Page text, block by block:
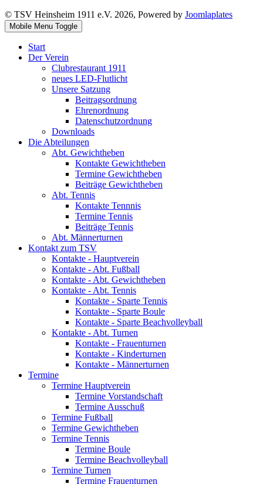
© TSV Heinsheim 1911 e.V. 2026, Powered by Joomlaplates
Mobile Menu Toggle
Start
Der Verein
Clubrestaurant 1911
neues LED-Flutlicht
Unsere Satzung
Beitragsordnung
Ehrenordnung
Datenschutzordnung
Downloads
Die Abteilungen
Abt. Gewichtheben
Kontakte Gewichtheben
Termine Gewichtheben
Beiträge Gewichtheben
Abt. Tennis
Kontakte Tennnis
Termine Tennis
Beiträge Tennis
Abt. Männerturnen
Kontakt zum TSV
Kontakte - Hauptverein
Kontakte - Abt. Fußball
Kontakte - Abt. Gewichtheben
Kontakte - Abt. Tennis
Kontakte - Sparte Tennis
Kontakte - Sparte Boule
Kontakte - Sparte Beachvolleyball
Kontakte - Abt. Turnen
Kontakte - Frauenturnen
Kontakte - Kinderturnen
Kontakte - Männerturnen
Termine
Termine Hauptverein
Termine Vorstandschaft
Termine Ausschuß
Termine Fußball
Termine Gewichtheben
Termine Tennis
Termine Boule
Termine Beachvolleyball
Termine Turnen
Termine Frauenturnen